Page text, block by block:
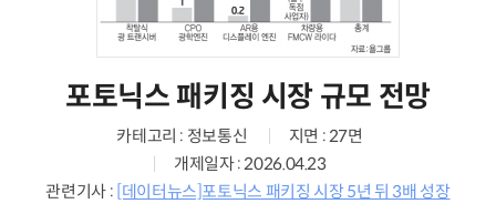
포토닉스 패키징 시장 규모 전망
카테고리 : 정보통신
지면 : 27면
개제일자 : 2026.04.23
관련기사 : [데이터뉴스]포토닉스 패키징 시장 5년 뒤 3배 성장